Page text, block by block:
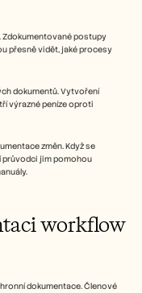
Zdokumentované postupy
přesně vidět, jaké procesy
dokumentů. Vytvoření
výrazné peníze oproti
změn. Když se
průvodci jim pomohou
workflow
dokumentace. Členové